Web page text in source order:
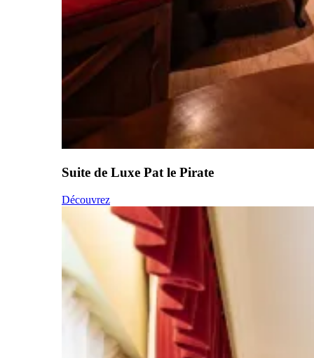
Suite de Luxe Pat le Pirate
Découvrez